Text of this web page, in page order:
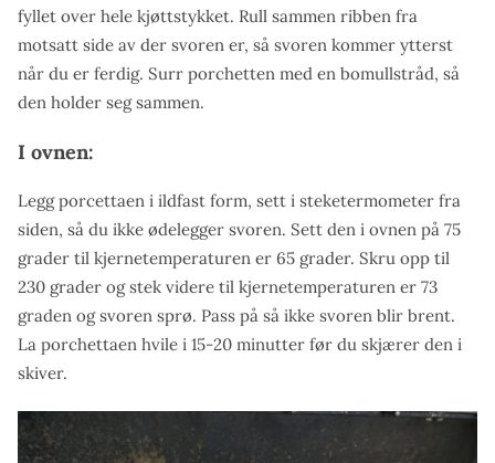
fyllet over hele kjøttstykket. Rull sammen ribben fra
motsatt side av der svoren er, så svoren kommer ytterst
når du er ferdig. Surr porchetten med en bomullstråd, så
den holder seg sammen.
I ovnen:
Legg porcettaen i ildfast form, sett i steketermometer fra
siden, så du ikke ødelegger svoren. Sett den i ovnen på 75
grader til kjernetemperaturen er 65 grader. Skru opp til
230 grader og stek videre til kjernetemperaturen er 73
graden og svoren sprø. Pass på så ikke svoren blir brent.
La porchettaen hvile i 15-20 minutter før du skjærer den i
skiver.